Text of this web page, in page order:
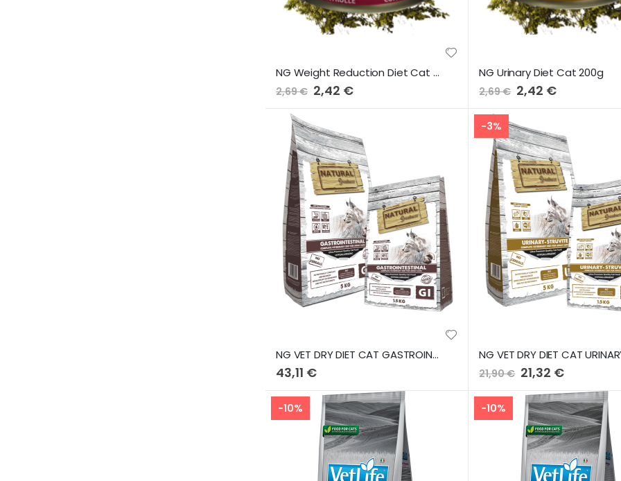
NG Weight Reduction Diet Cat 200g
2,69 € Preço
Especial
2,42 €
NG Urinary Diet Cat 200g
2,69 € Preço
Especial
2,42 €
NG VET DRY DIET CAT GASTROINTESTINAL 5kg
43,11 €
-3%
21,90 € Preço
Especial
21,32 €
-10% -10%